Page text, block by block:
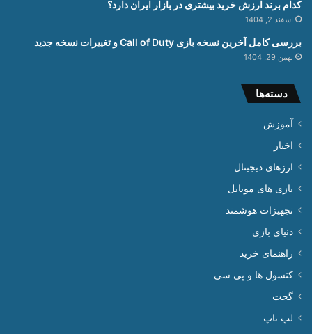
کدام برند ارزش خرید بیشتری در بازار ایران دارد؟
اسفند 2, 1404
بررسی کامل آخرین نسخه بازی Call of Duty و تغییرات نسخه جدید
بهمن 29, 1404
دسته‌ها
آموزش
اخبار
ارزهای دیجیتال
بازی های موبایل
تجهیزات هوشمند
دنیای بازی
راهنمای خرید
کنسول ها و پی سی
گجت
لپ تاپ